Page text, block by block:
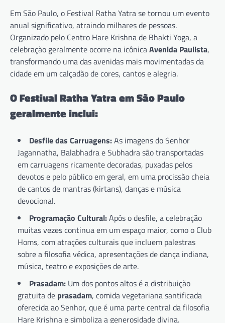
Em São Paulo, o Festival Ratha Yatra se tornou um evento
anual significativo, atraindo milhares de pessoas.
Organizado pelo Centro Hare Krishna de Bhakti Yoga, a
celebração geralmente ocorre na icônicaAvenida Paulista,
transformando uma das avenidas mais movimentadas da
cidade em um calçadão de cores, cantos e alegria.
O Festival Ratha Yatra em São Paulo
geralmente inclui:
Desfile das Carruagens:As imagens do Senhor
Jagannatha, Balabhadra e Subhadra são transportadas
em carruagens ricamente decoradas, puxadas pelos
devotos e pelo público em geral, em uma procissão cheia
de cantos de mantras (kirtans), danças e música
devocional.
Programação Cultural:Após o desfile, a celebração
muitas vezes continua em um espaço maior, como o Club
Homs, com atrações culturais que incluem palestras
sobre a filosofia védica, apresentações de dança indiana,
música, teatro e exposições de arte.
Prasadam: Um dos pontos altos é a distribuição
gratuita de prasadam, comida vegetariana santificada
oferecida ao Senhor, que é uma parte central da filosofia
Hare Krishna e simboliza a generosidade divina.